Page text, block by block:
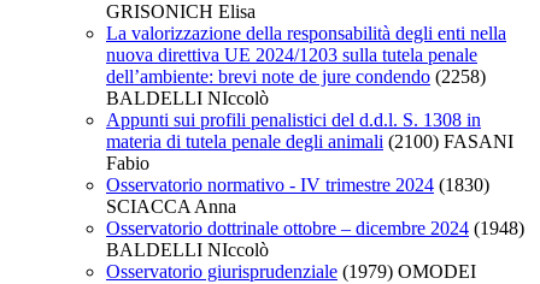
GRISONICH Elisa
La valorizzazione della responsabilità degli enti nella
nuova direttiva UE 2024/1203 sulla tutela penale
dell’ambiente: brevi note de jure condendo (2258)
BALDELLI NIccolò
Appunti sui profili penalistici del d.d.l. S. 1308 in
materia di tutela penale degli animali (2100) FASANI
Fabio
Osservatorio normativo - IV trimestre 2024 (1830)
SCIACCA Anna
Osservatorio dottrinale ottobre – dicembre 2024 (1948)
BALDELLI NIccolò
Osservatorio giurisprudenziale (1979) OMODEI